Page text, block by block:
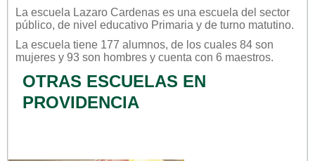
La escuela Lazaro Cardenas es una escuela del sector
público, de nivel educativo Primaria y de turno matutino.
La escuela tiene 177 alumnos, de los cuales 84 son
mujeres y 93 son hombres y cuenta con 6 maestros.
OTRAS ESCUELAS EN
PROVIDENCIA